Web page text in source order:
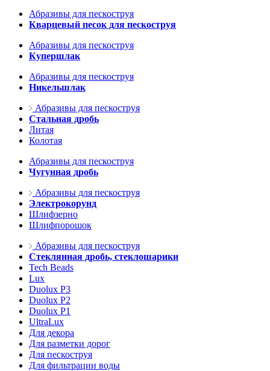
Абразивы для пескоструя
Кварцевый песок для пескоструя
Абразивы для пескоструя
Купершлак
Абразивы для пескоструя
Никельшлак
Абразивы для пескоструя
Стальная дробь
Литая
Колотая
Абразивы для пескоструя
Чугунная дробь
Абразивы для пескоструя
Электрокорунд
Шлифзерно
Шлифпорошок
Абразивы для пескоструя
Стеклянная дробь, стеклошарики
Tech Beads
Lux
Duolux P3
Duolux P2
Duolux P1
UltraLux
Для декора
Для разметки дорог
Для пескоструя
Для фильтрации воды